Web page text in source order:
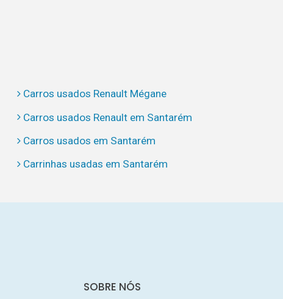
Carros usados Renault Mégane
Carros usados Renault em Santarém
Carros usados em Santarém
Carrinhas usadas em Santarém
SOBRE NÓS